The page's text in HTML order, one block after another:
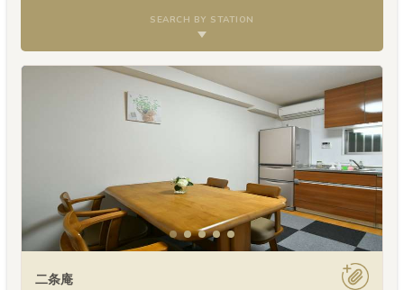
SEARCH BY STATION
二条庵